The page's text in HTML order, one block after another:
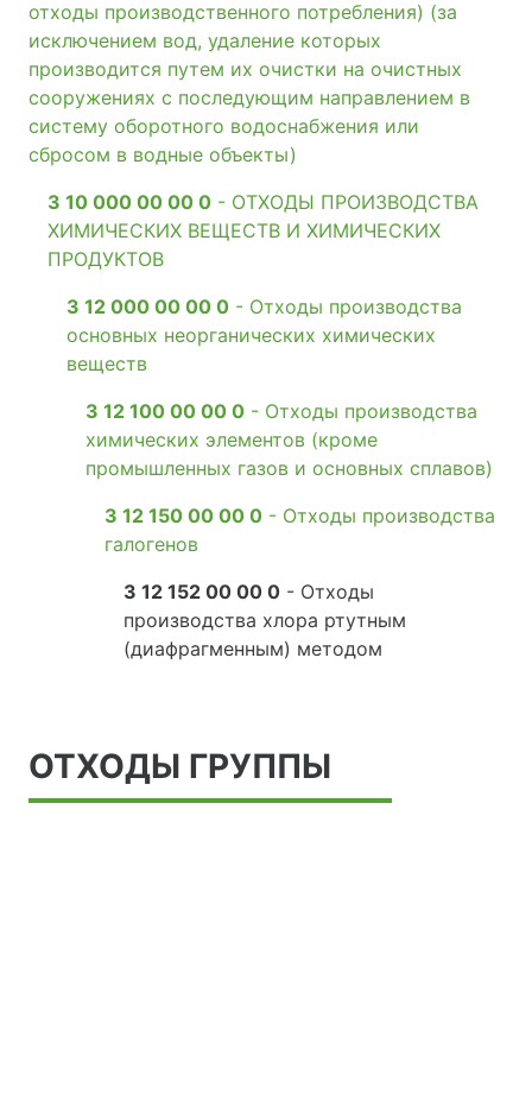
отходы производственного потребления) (за
исключением вод, удаление которых
производится путем их очистки на очистных
сооружениях с последующим направлением в
систему оборотного водоснабжения или
сбросом в водные объекты)
3 10 000 00 00 0 - ОТХОДЫ ПРОИЗВОДСТВА
ХИМИЧЕСКИХ ВЕЩЕСТВ И ХИМИЧЕСКИХ
ПРОДУКТОВ
3 12 000 00 00 0 - Отходы производства
основных неорганических химических
веществ
3 12 100 00 00 0 - Отходы производства
химических элементов (кроме
промышленных газов и основных сплавов)
3 12 150 00 00 0 - Отходы производства
галогенов
3 12 152 00 00 0 - Отходы
производства хлора ртутным
(диафрагменным) методом
ОТХОДЫ ГРУППЫ